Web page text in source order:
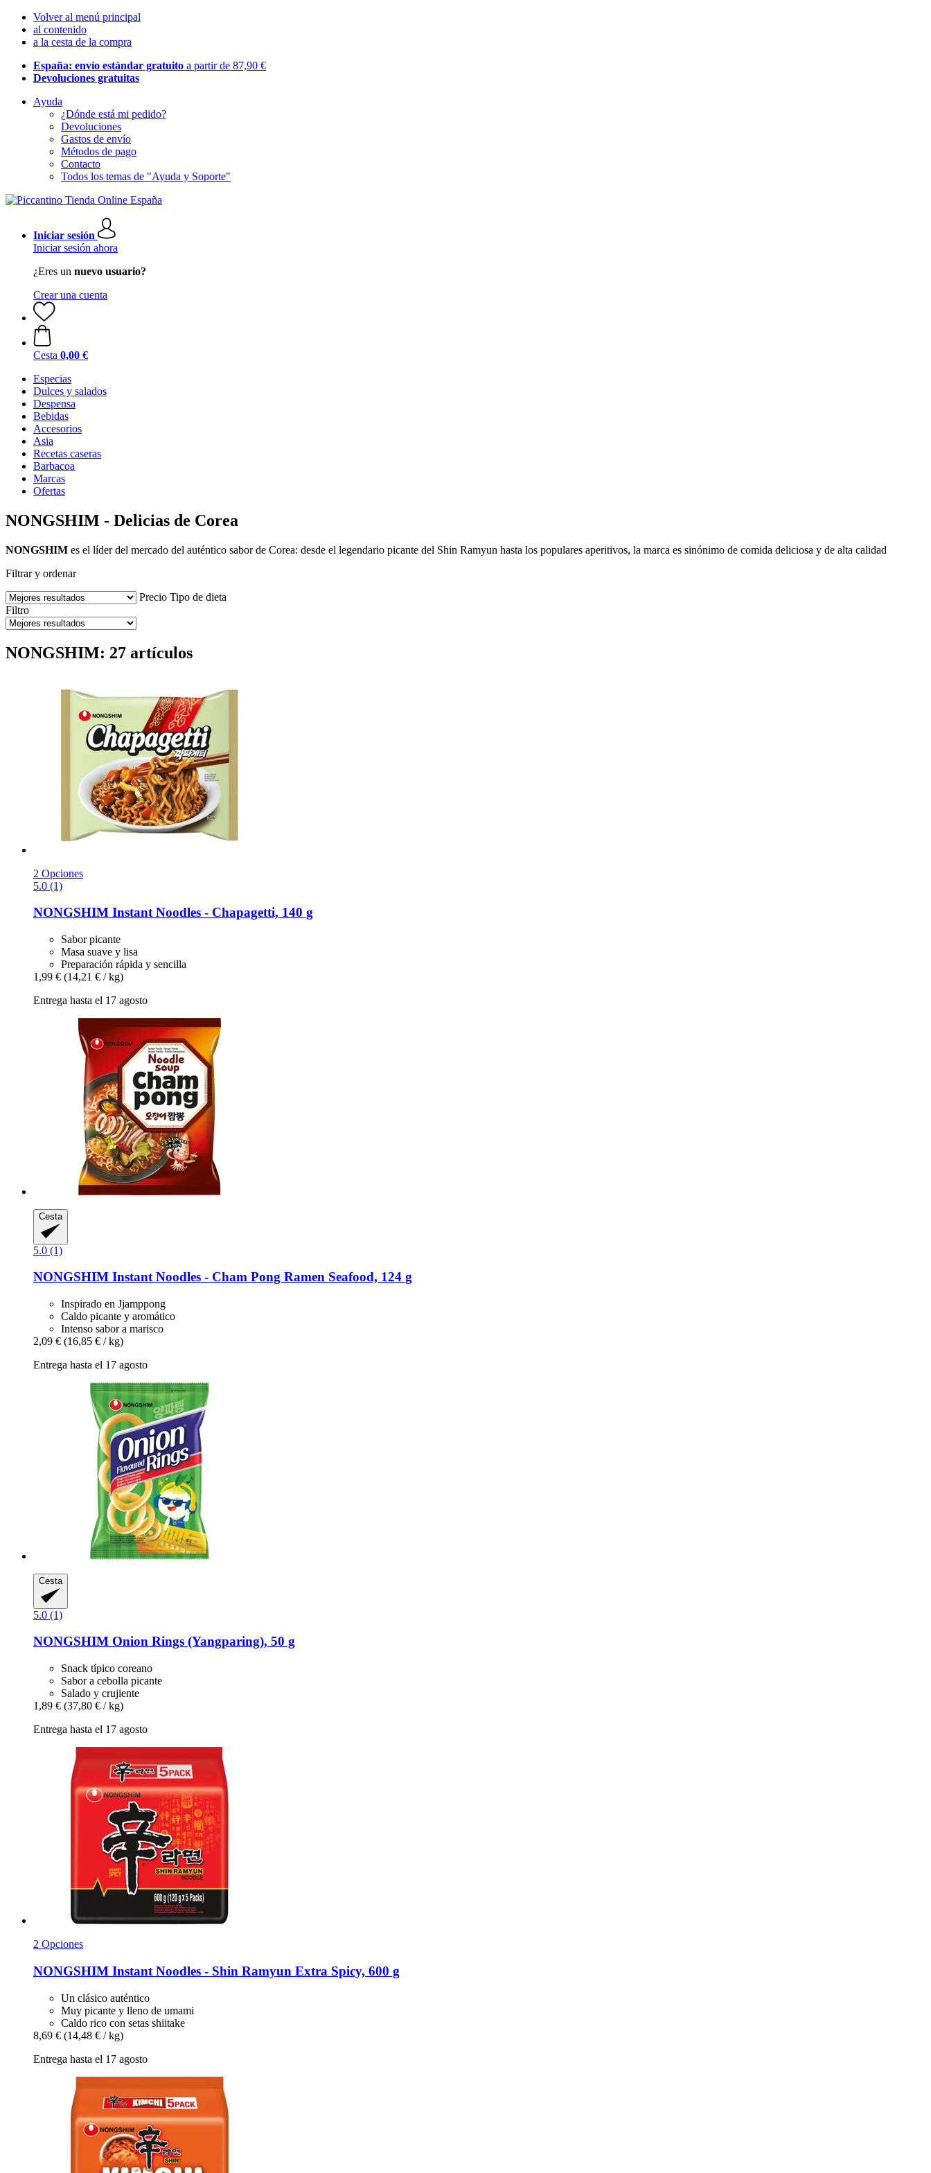
Volver al menú principal
al contenido
a la cesta de la compra
España: envío estándar gratuito a partir de 87,90 €
Devoluciones gratuitas
Ayuda
¿Dónde está mi pedido?
Devoluciones
Gastos de envío
Métodos de pago
Contacto
Todos los temas de "Ayuda y Soporte"
Iniciar sesión
Iniciar sesión ahora
¿Eres un nuevo usuario?
Crear una cuenta
Cesta 0,00 €
Especias
Dulces y salados
Despensa
Bebidas
Accesorios
Asia
Recetas caseras
Barbacoa
Marcas
Ofertas
NONGSHIM - Delicias de Corea
NONGSHIM es el líder del mercado del auténtico sabor de Corea: desde el legendario picante del Shin Ramyun hasta los populares aperitivos, la marca es sinónimo de comida deliciosa y de alta calidad
Filtrar y ordenar
Precio Tipo de dieta
Filtro
NONGSHIM: 27 artículos
2 Opciones
5.0 (1)
NONGSHIM Instant Noodles -​ Chapagetti, 140 g
Sabor picante
Masa suave y lisa
Preparación rápida y sencilla
1,99 € (14,21 € / kg)
Entrega hasta el 17 agosto
Cesta
5.0 (1)
NONGSHIM Instant Noodles -​ Cham Pong Ramen Seafood, 124 g
Inspirado en Jjamppong
Caldo picante y aromático
Intenso sabor a marisco
2,09 € (16,85 € / kg)
Entrega hasta el 17 agosto
Cesta
5.0 (1)
NONGSHIM Onion Rings (Yangparing), 50 g
Snack típico coreano
Sabor a cebolla picante
Salado y crujiente
1,89 € (37,80 € / kg)
Entrega hasta el 17 agosto
2 Opciones
NONGSHIM Instant Noodles -​ Shin Ramyun Extra Spicy, 600 g
Un clásico auténtico
Muy picante y lleno de umami
Caldo rico con setas shiitake
8,69 € (14,48 € / kg)
Entrega hasta el 17 agosto